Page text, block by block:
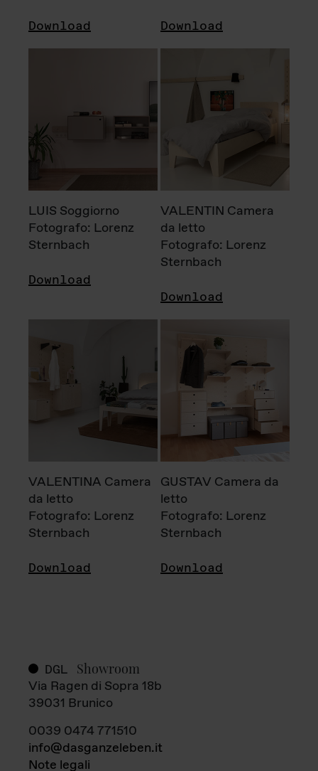
Download Download
LUIS Soggiorno
Fotografo: Lorenz
Sternbach
Download
VALENTIN Camera
da letto
Fotografo: Lorenz
Sternbach
Download
VALENTINA Camera
da letto
Fotografo: Lorenz
Sternbach
Download
GUSTAV Camera da
letto
Fotografo: Lorenz
Sternbach
Download
DGL Showroom
Via Ragen di Sopra 18b
39031 Brunico
0039 0474 771510
info@dasganzeleben.it
Note legali